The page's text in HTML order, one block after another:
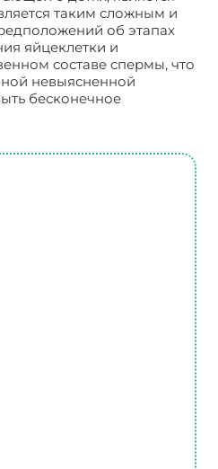
таким сложным и
об этапах
яйцеклетки и
составе спермы, что
невыясненной
бесконечное